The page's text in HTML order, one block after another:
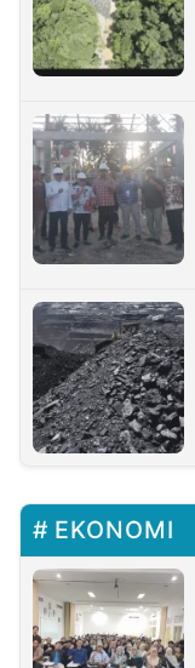
EKONOMI